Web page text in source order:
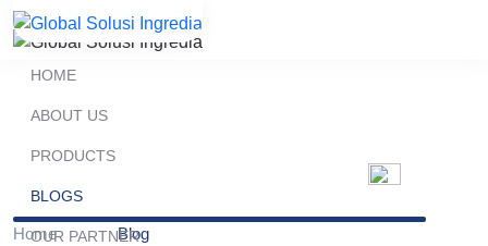
HOME
ABOUT US
PRODUCTS
BLOGS
OUR PARTNER
Home Blog